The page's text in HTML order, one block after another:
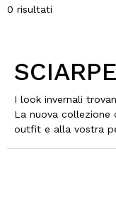
0 risultati
I look invernali
La nuova
outfit e alla vostra